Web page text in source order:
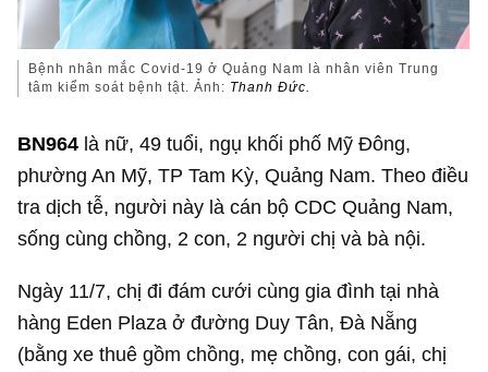
Bệnh nhân mắc Covid-19 ở Quảng Nam là nhân viên Trung
tâm kiểm soát bệnh tật. Ảnh: Thanh Đức.
BN964 là nữ, 49 tuổi, ngụ khối phố Mỹ Đông,
phường An Mỹ, TP Tam Kỳ, Quảng Nam. Theo điều
tra dịch tễ, người này là cán bộ CDC Quảng Nam,
sống cùng chồng, 2 con, 2 người chị và bà nội.
Ngày 11/7, chị đi đám cưới cùng gia đình tại nhà
hàng Eden Plaza ở đường Duy Tân, Đà Nẵng
(bằng xe thuê gồm chồng, mẹ chồng, con gái, chị